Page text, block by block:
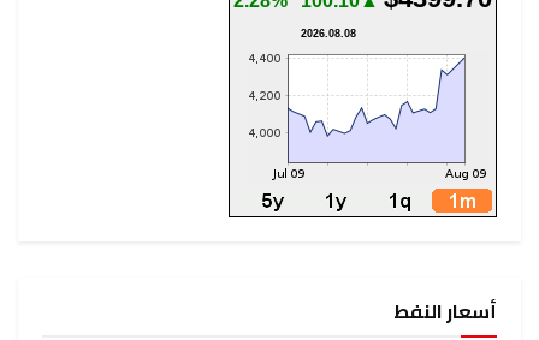
2026.08.08
أسعار النفط